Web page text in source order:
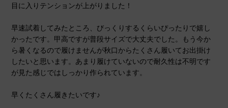
目に入りテンションが上がりました！
早速試着してみたところ、びっくりするくらいぴったりで嬉し
かったです。甲高ですが普段サイズで大丈夫でした。もう今か
ら暑くなるので履けませんが秋口からたくさん履いてお出掛け
したいと思います。あまり履けていないので耐久性は不明です
が見た感じではしっかり作られています。
早くたくさん履きたいです♪